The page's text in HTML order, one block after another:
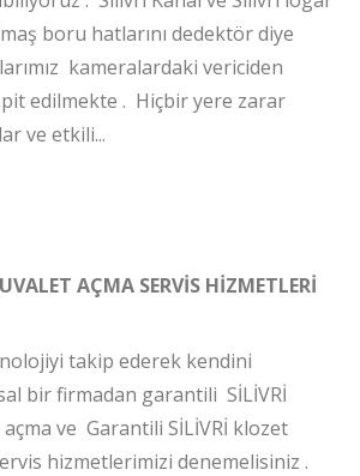
boru hatlarını dedektör diye
kameralardaki vericiden
edilmekte . Hiçbir yere zarar
ve etkili...
AÇMA SERVİS HİZMETLERİ
takip ederek kendini
bir firmadan garantili SİLİVRİ
açma ve Garantili SİLİVRİ klozet
hizmetlerimizi denemelisiniz .